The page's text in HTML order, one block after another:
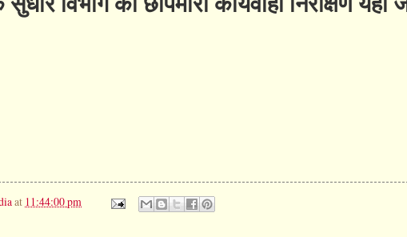
at 11:44:00 pm